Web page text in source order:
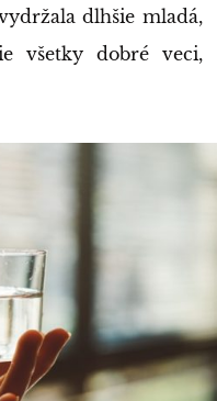
dlhšie mladá,
všetky dobré veci,